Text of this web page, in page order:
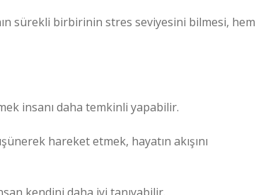
sürekli birbirinin stres seviyesini bilmesi, hem
insanı daha temkinli yapabilir.
hareket etmek, hayatın akışını